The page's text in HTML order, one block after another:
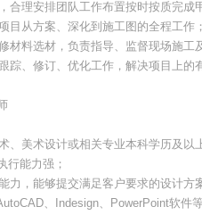
合理安排团队工作布置按时按质完成
目从方案、深化到施工图的全程工作
材料选材，负责指导、监督现场施工
踪、修订、优化工作，解决项目上的
、美术设计或相关专业本科学历及
行能力强；
力，能够提交满足客户要求的设计方
、Indesign、PowerPoint软件